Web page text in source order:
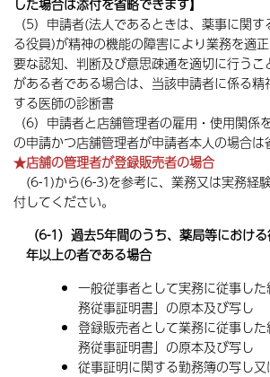
（5）申請者(法人であるときは、薬事に関
る役員)が精神の機能の障害により業務を適
要な認知、判断及び意思疎通を適切に行うこ
がある者である場合は、当該申請者に係る
する医師の診断書
（6）申請者と店舗管理者の雇用・使用関係
の申請かつ店舗管理者が申請者本人の場合は
★店舗の管理者が登録販売者の場合
(6-1)から(6-3)を参考に、業務又は実務経
付してください。
（6-1）過去5年間のうち、薬局等におけ
年以上の者である場合
一般従事者として実務に従事し
務従事証明書」の原本及び写し
登録販売者として業務に従事し
務従事証明書」の原本及び写し
従事証明に関する勤務簿の写し